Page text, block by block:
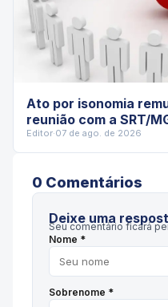
Ato por isonomia
reunião com a SRT/
Editor·07 de ago. de 2026
0 Comentários
Deixe uma
Seu comentário ficará
Nome *
Sobrenome *